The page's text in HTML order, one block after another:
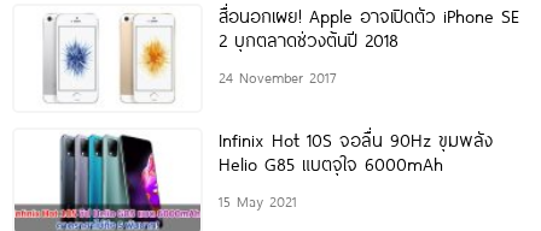
สื่อนอกเผย! Apple อาจเปิดตัว iPhone SE
2 บุกตลาดช่วงต้นปี 2018
24 November 2017
Infinix Hot 10S จอลื่น 90Hz ขุมพลัง
Helio G85 แบตจุใจ 6000mAh
15 May 2021